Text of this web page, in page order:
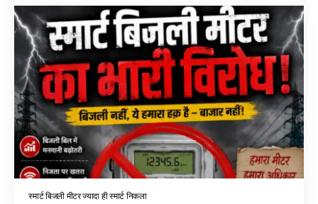
स्मार्ट बिजली मीटर ज्यादा ही स्मार्ट निकला